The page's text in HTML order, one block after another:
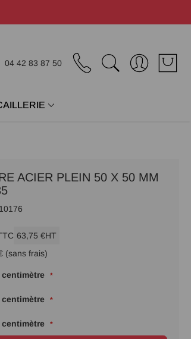
04 42 83 87 50
ACIER PLEIN 50 X 50 MM
10176
63,75 €HT
(sans frais)